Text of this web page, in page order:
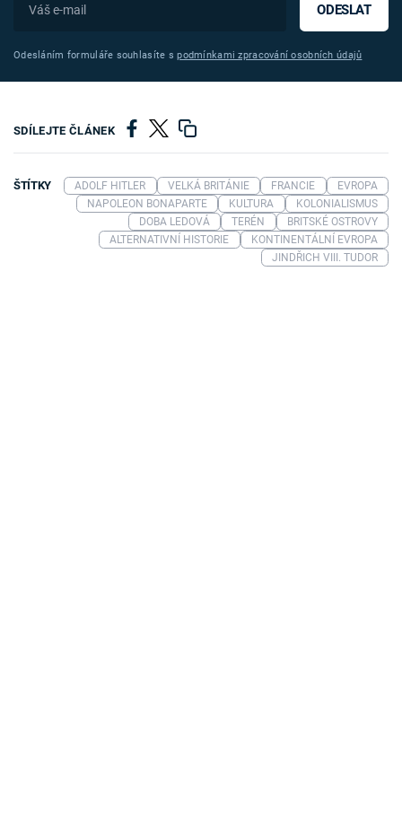
ODESLAT
Odesláním formuláře souhlasíte spodmínkami zpracování osobních údajů
SDÍLEJTE ČLÁNEK
ŠTÍTKY ADOLF HITLER VELKÁ BRITÁNIE FRANCIE
EVROPA
NAPOLEON BONAPARTE
KULTURA
KOLONIALISMUS
DOBA LEDOVÁ
TERÉN
BRITSKÉ OSTROVY
ALTERNATIVNÍ HISTORIE
KONTINENTÁLNÍ EVROPA
JINDŘICH VIII. TUDOR